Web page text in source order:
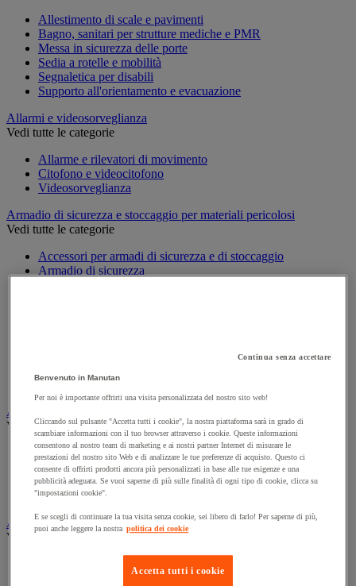
Allestimento di scale e pavimenti
Bagno, sanitari per strutture mediche e PMR
Messa in sicurezza delle porte
Sedia a rotelle e mobilità
Segnaletica per disabili
Supporto all'orientamento e evacuazione
Allarmi e videosorveglianza
Vedi tutte le categorie
Allarme e rilevatori di movimento
Citofono e videocitofono
Videosorveglianza
Armadio di sicurezza e stoccaggio per materiali pericolosi
Vedi tutte le categorie
Accessori per armadi di sicurezza e di stoccaggio
Armadio di sicurezza
Contenitore di sicurezza
Assorbente industriale
Vedi tutte le categorie
Assorbente
Barriera anti-inquinamento e sistema di deviazione delle
perdite
Contenitore e solvente per sgrassaggio
Attrezzatura e mobili per studi medici
Vedi tutte le categorie
Armadietto pronto soccorso
Lettino, paravento e sedia per studi medici
Continua senza accettare
Benvenuto in Manutan
Per noi è importante offrirti una visita personalizzata del nostro sito web!
Cliccando sul pulsante "Accetta tutti i cookie", la nostra piattaforma sarà in grado di
scambiare informazioni con il tuo browser attraverso i cookie. Queste informazioni
consentono al nostro team di marketing e ai nostri partner Internet di misurare le
prestazioni del nostro sito Web e di analizzare le tue preferenze di acquisto. Questo ci
consente di offrirti prodotti ancora più personalizzati in base alle tue esigenze e una
pubblicità adeguata. Se vuoi saperne di più sulle finalità di ogni tipo di cookie, clicca su
"impostazioni cookie".
E se scegli di continuare la tua visita senza cookie, sei libero di farlo! Per saperne di più,
puoi anche leggere la nostra politica dei cookie
Accetta tutti i cookie